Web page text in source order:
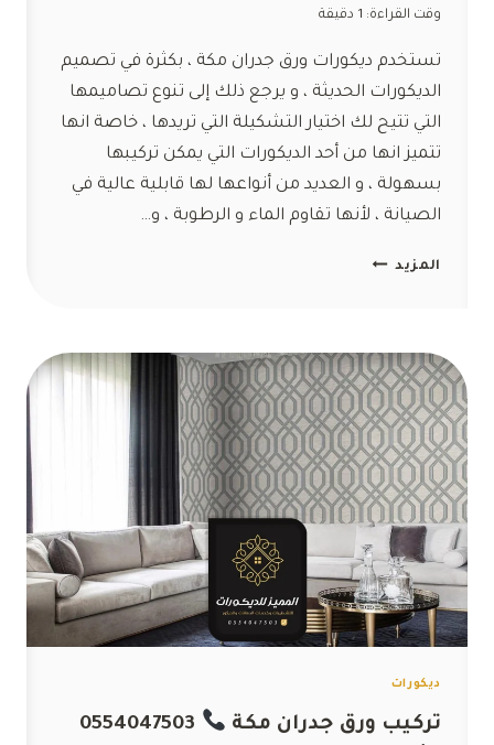
وقت القراءة:
دقيقة
تستخدم ديكورات ورق جدران مكة ، بكثرة في تصميم
الديكورات الحديثة ، و يرجع ذلك إلى تنوع تصاميمها
التي تتيح لك اختيار التشكيلة التي تريدها ، خاصة انها
تتميز انها من أحد الديكورات التي يمكن تركيبها
بسهولة ، و العديد من أنواعها لها قابلية عالية في
الصيانة ، لأنها تقاوم الماء و الرطوبة ، و…
المزيد ديكورات
ت:
0554047503
ورق
رخيص
بمكة
ديكورات
تركيب ورق جدران مكة
0554047503